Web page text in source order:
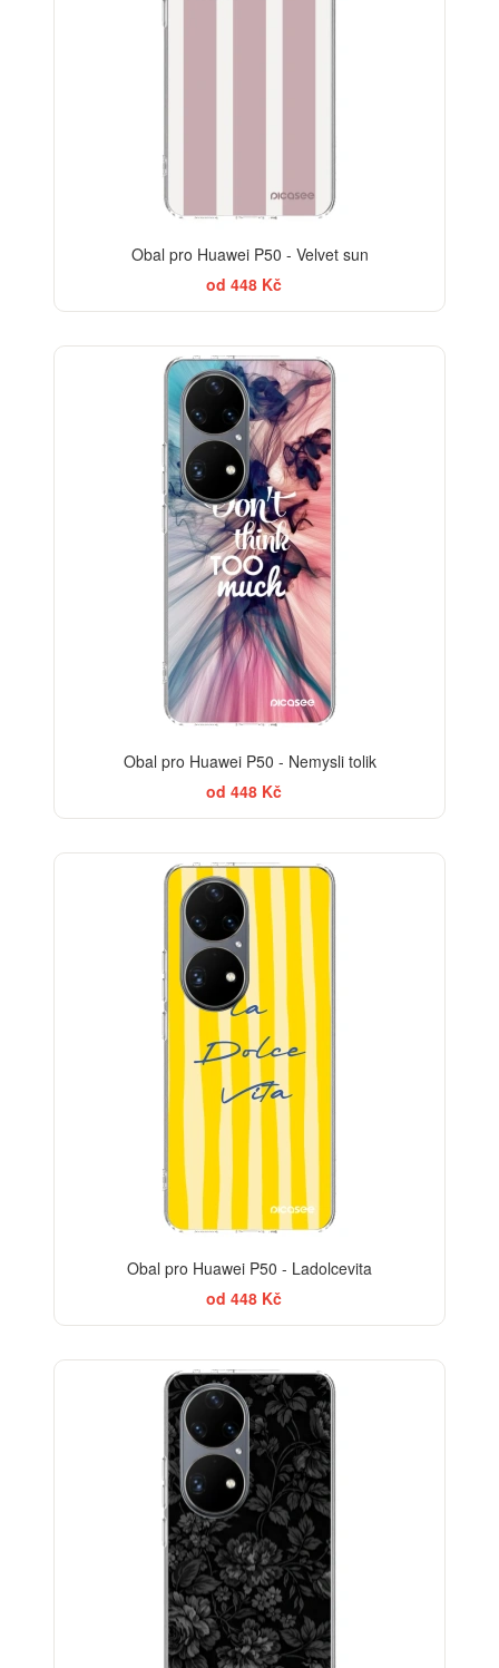
Obal pro Huawei P50 - Velvet sun
od 448 Kč
Obal pro Huawei P50 - Nemysli tolik
od 448 Kč
Obal pro Huawei P50 - Ladolcevita
od 448 Kč